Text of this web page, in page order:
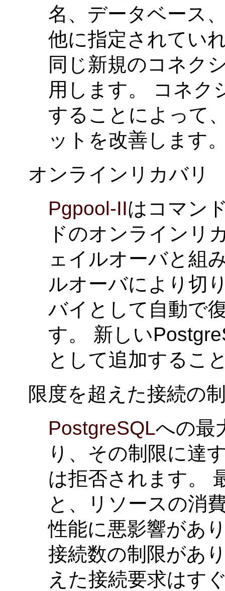
名、データベース
他に指定されてい
同じ新規のコネク
用します。 コネク
することによって
ットを改善します
オンラインリカバリ
Pgpool-IIはコマン
ドのオンラインリ
ェイルオーバと組
ルオーバにより切
バイとして自動で
す。 新しい
として追加するこ
限度を超えた接続の
PostgreSQLへの最
り、その制限に達
は拒否されます。
と、リソースの消
性能に悪影響があ
接続数の制限があ
えた接続要求はす